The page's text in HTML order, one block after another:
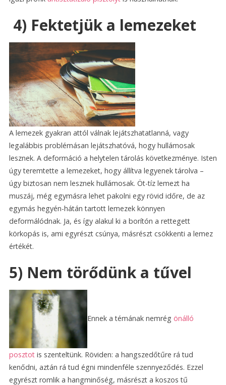
4) Fektetjük a lemezeket
A lemezek gyakran attól válnak lejátszhatatlanná, vagy
legalábbis problémásan lejátszhatóvá, hogy hullámosak
lesznek. A deformáció a helytelen tárolás következménye. Isten
úgy teremtette a lemezeket, hogy állítva legyenek tárolva –
úgy biztosan nem lesznek hullámosak. Öt-tíz lemezt ha
muszáj, még egymásra lehet pakolni egy rövid időre, de az
egymás hegyén-hátán tartott lemezek könnyen
deformálódnak. Ja, és így alakul ki a borítón a rettegett
körkopás is, ami egyrészt csúnya, másrészt csökkenti a lemez
értékét.
5) Nem törődünk a tűvel
Ennek a témának nemrég önálló
posztotis szenteltünk. Röviden: a hangszedőtűre rá tud
kenődni, aztán rá tud égni mindenféle szennyeződés. Ezzel
egyrészt romlik a hangminőség, másrészt a koszos tű